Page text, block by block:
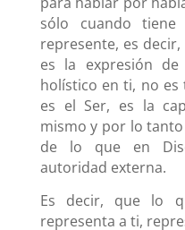
sólo cuando
represente, es
es la expresión
holístico en ti, no es
es el Ser, es la
mismo y por lo
de lo que en
autoridad externa.
Es decir, que lo
representa a ti,